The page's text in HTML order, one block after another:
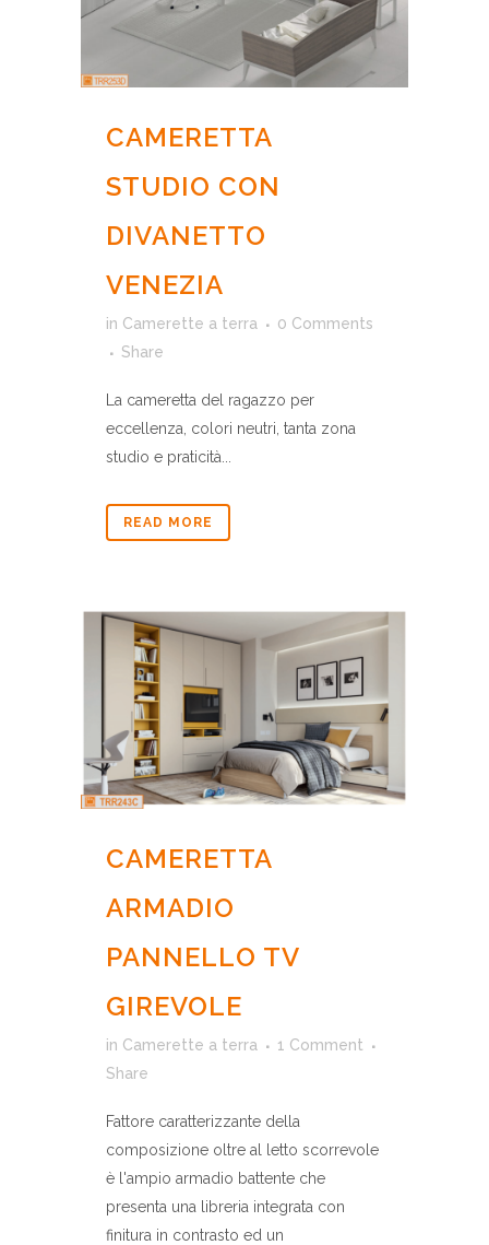
CAMERETTA
STUDIO CON
DIVANETTO
VENEZIA
in Camerette a terra
0 Comments
Share
La cameretta del ragazzo per
eccellenza, colori neutri, tanta zona
studio e praticità...
READ MORE
CAMERETTA
ARMADIO
PANNELLO TV
GIREVOLE
in Camerette a terra
1 Comment
Share
Fattore caratterizzante della
composizione oltre al letto scorrevole
è l'ampio armadio battente che
presenta una libreria integrata con
finitura in contrasto ed un